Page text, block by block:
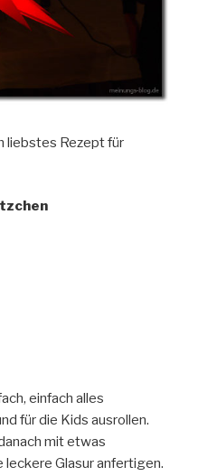
liebstes Rezept für
einfach alles
für die Kids ausrollen.
mit etwas
leckere Glasur anfertigen.